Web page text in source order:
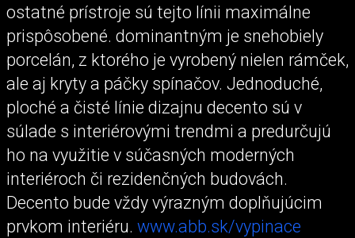
ostatné prístroje sú tejto línii maximálne
prispôsobené. dominantným je snehobiely
porcelán, z ktorého je vyrobený nielen rámček,
ale aj kryty a páčky spínačov. Jednoduché,
ploché a čisté línie dizajnu decento sú v
súlade s interiérovými trendmi a predurčujú
ho na využitie v súčasných moderných
interiéroch či rezidenčných budovách.
Decento bude vždy výrazným doplňujúcim
prvkom interiéru. www.abb.sk/vypinace